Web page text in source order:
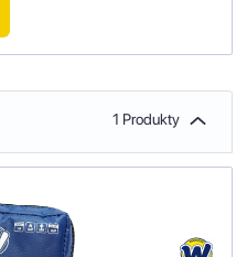
1 Produkty